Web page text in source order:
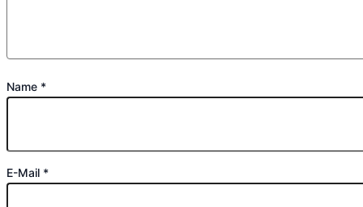
Name *
E-Mail *